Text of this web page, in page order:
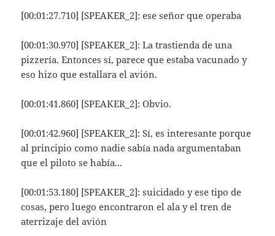
[00:01:27.710] [SPEAKER_2]: ese señor que operaba
[00:01:30.970] [SPEAKER_2]: La trastienda de una
pizzería. Entonces sí, parece que estaba vacunado y
eso hizo que estallara el avión.
[00:01:41.860] [SPEAKER_2]: Obvio.
[00:01:42.960] [SPEAKER_2]: Sí, es interesante porque
al principio como nadie sabía nada argumentaban
que el piloto se había...
[00:01:53.180] [SPEAKER_2]: suicidado y ese tipo de
cosas, pero luego encontraron el ala y el tren de
aterrizaje del avión